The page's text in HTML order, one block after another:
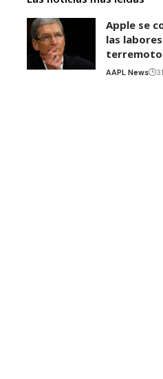
Apple se
las
terremoto
AAPL News